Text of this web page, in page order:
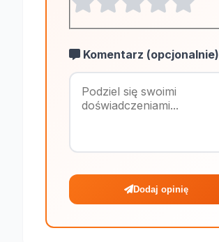
Komentarz (opcjonalnie)
Dodaj opinię